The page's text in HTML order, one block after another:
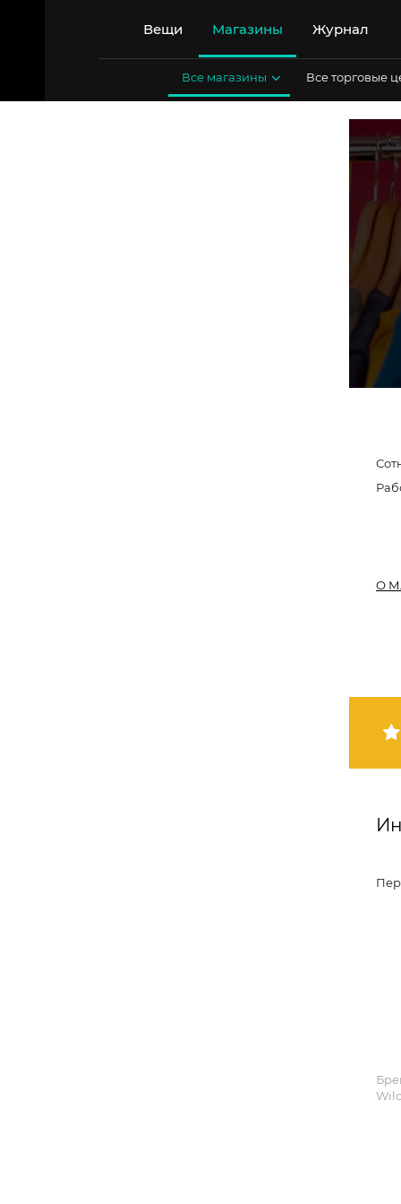
Вещи Магазины Журнал
Все магазины Все торговые
О